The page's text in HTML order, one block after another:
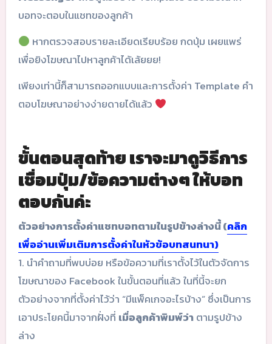
บอทจะตอบในแชทของลูกค้า
หากตรวจสอบรายละเอียดเรียบร้อย กดปุ่ม เผยแพร่
เพื่อยิงโฆษณาไปหาลูกค้าได้เล้ยยย!
เพียงเท่านี้ก็สามารถออกแบบและการตั้งค่า Template คำ
ตอบโฆษณาอย่างง่ายดายได้แล้ว
ขั้นตอนสุดท้าย เราจะมาดูวิธีการ
เชื่อมปุ่ม/ข้อความต่างๆ ให้บอท
ตอบกันค่ะ
ตัวอย่างการตั้งค่าแชทบอทตามในรูปข้างล่างนี้ (คลิก
เพื่ออ่านเพิ่มเติมการตั้งค่าในหัวข้อบทสนทนา)
1. นำคำถามที่พบบ่อย หรือข้อความที่เราตั้งไว้ในตัวจัดการ
โฆษณาของ Facebook ในขั้นตอนที่แล้ว ในที่นี้จะยก
ตัวอย่างจากที่ตั้งค่าไว้ว่า “มีแพ็คเกจอะไรบ้าง” ซึ่งเป็นการ
เอาประโยคนี้มาจากฝั่งที่ เมื่อลูกค้าพิมพ์ว่าตามรูปข้าง
ล่าง